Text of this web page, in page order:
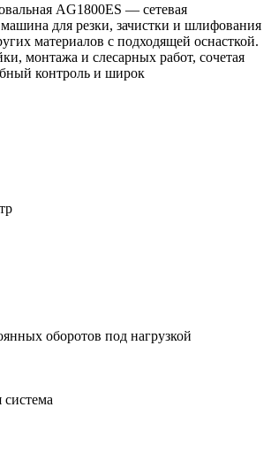
AG1800ES — сетевая
для резки, зачистки и шлифования
материалов с подходящей оснасткой.
монтажа и слесарных работ, сочетая
контроль и широк
оборотов под нагрузкой